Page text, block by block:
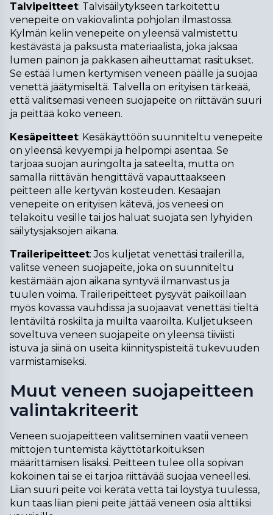
Talvipeitteet: Talvisäilytykseen tarkoitettu
venepeite on vakiovalinta pohjolan ilmastossa.
Kylmän kelin venepeite on yleensä valmistettu
kestävästä ja paksusta materiaalista, joka jaksaa
lumen painon ja pakkasen aiheuttamat rasitukset.
Se estää lumen kertymisen veneen päälle ja suojaa
venettä jäätymiseltä. Talvella on erityisen tärkeää,
että valitsemasi veneen suojapeite on riittävän suuri
ja peittää koko veneen.
Kesäpeitteet: Kesäkäyttöön suunniteltu venepeite
on yleensä kevyempi ja helpompi asentaa. Se
tarjoaa suojan auringolta ja sateelta, mutta on
samalla riittävän hengittävä vapauttaakseen
peitteen alle kertyvän kosteuden. Kesäajan
venepeite on erityisen kätevä, jos veneesi on
telakoitu vesille tai jos haluat suojata sen lyhyiden
säilytysjaksojen aikana.
Traileripeitteet: Jos kuljetat venettäsi trailerilla,
valitse veneen suojapeite, joka on suunniteltu
kestämään ajon aikana syntyvä ilmanvastus ja
tuulen voima. Traileripeitteet pysyvät paikoillaan
myös kovassa vauhdissa ja suojaavat venettäsi tieltä
lentäviltä roskilta ja muilta vaaroilta. Kuljetukseen
soveltuva veneen suojapeite on yleensä tiiviisti
istuva ja siinä on useita kiinnityspisteitä tukevuuden
varmistamiseksi.
Muut veneen suojapeitteen
valintakriteerit
Veneen suojapeitteen valitseminen vaatii veneen
mittojen tuntemista käyttötarkoituksen
määrittämisen lisäksi. Peitteen tulee olla sopivan
kokoinen tai se ei tarjoa riittävää suojaa veneellesi.
Liian suuri peite voi kerätä vettä tai löystyä tuulessa,
kun taas liian pieni peite jättää veneen osia alttiiksi